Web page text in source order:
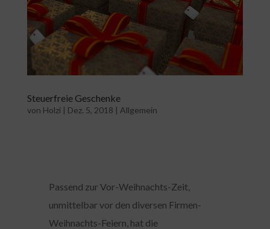
Steuerfreie Geschenke
von Holzi | Dez. 5, 2018 | Allgemein
Passend zur Vor-Weihnachts-Zeit,
unmittelbar vor den diversen Firmen-
Weihnachts-Feiern, hat die